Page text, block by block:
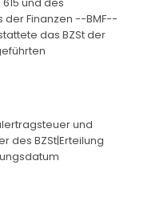
der Finanzen --BMF--
das BZSt der
und
des BZSt|Erteilung